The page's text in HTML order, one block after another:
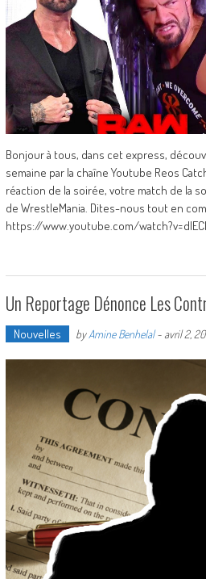
Bonjour à tous, dans cet express,
semaine par la chaîne Youtube Reos
réaction de la soirée, votre match de la
de WrestleMania. Dites-nous tout en
https://www.youtube.com/
Un Reportage Dénonce Les
Nouvelles byAmine Benhelal- avril 2,